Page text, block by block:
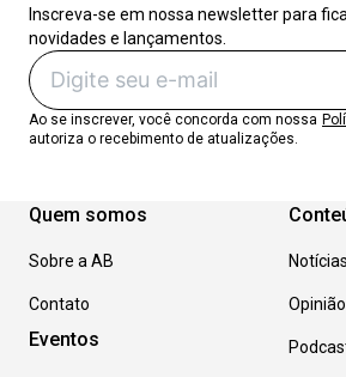
Inscreva-se em nossa newsletter para
novidades e lançamentos.
Ao se inscrever, você concorda com nossa
autoriza o recebimento de atualizações.
Quem somos
Sobre a AB
Contato
Eventos
Notícias
Opinião